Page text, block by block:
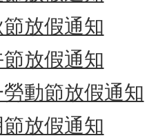
放假通知
放假通知
動節放假通知
放假通知